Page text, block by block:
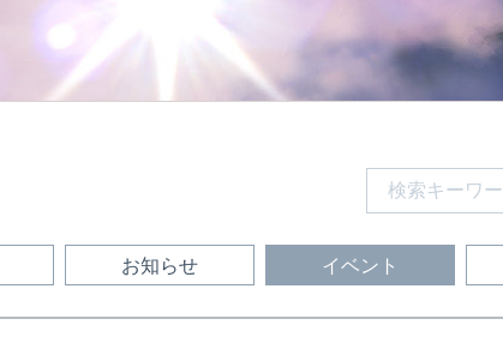
募集掲示板
スクリーンショット
壁紙
サウンドトラック
アイテムモール
ウェブ倉庫
シリアルコード
利用ガイド
お知らせ イベント